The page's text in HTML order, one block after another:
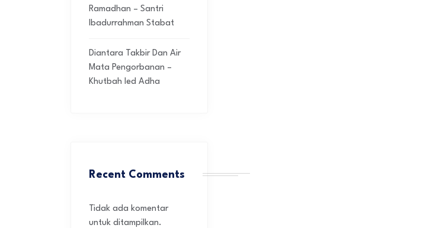
Ramadhan – Santri
Ibadurrahman Stabat
Diantara Takbir Dan Air
Mata Pengorbanan –
Khutbah Ied Adha
Recent Comments
Tidak ada komentar
untuk ditampilkan.